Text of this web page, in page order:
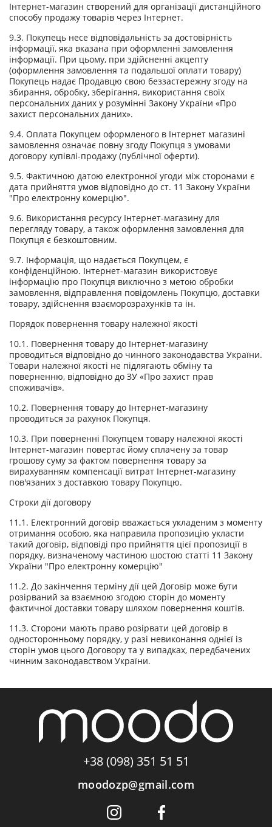
Інтернет-магазин створений для організації дистанційного
способу продажу товарів через Інтернет.
9.3. Покупець несе відповідальність за достовірність
інформації, яка вказана при оформленні замовлення
інформації. При цьому, при здійсненні акцепту
(оформлення замовлення та подальшої оплати товару)
Покупець надає Продавцю свою беззастережну згоду на
збирання, обробку, зберігання, використання своїх
персональних даних у розумінні Закону України «Про
захист персональних даних».
9.4. Оплата Покупцем оформленого в Інтернет магазині
замовлення означає повну згоду Покупця з умовами
договору купівлі-продажу (публічної оферти).
9.5. Фактичною датою електронної угоди між сторонами є
дата прийняття умов відповідно до ст. 11 Закону України
"Про електронну комерцію".
9.6. Використання ресурсу Інтернет-магазину для
перегляду товару, а також оформлення замовлення для
Покупця є безкоштовним.
9.7. Інформація, що надається Покупцем, є
конфіденційною. Інтернет-магазин використовує
інформацію про Покупця виключно з метою обробки
замовлення, відправлення повідомлень Покупцю, доставки
товару, здійснення взаєморозрахунків та ін.
Порядок повернення товару належної якості
10.1. Повернення товару до Інтернет-магазину
проводиться відповідно до чинного законодавства України.
Товари належної якості не підлягають обміну та
поверненню, відповідно до ЗУ «Про захист прав
споживачів».
10.2. Повернення товару до Інтернет-магазину
проводиться за рахунок Покупця.
10.3. При поверненні Покупцем товару належної якості
Інтернет-магазин повертає йому сплачену за товар
грошову суму за фактом повернення товару за
вирахуванням компенсації витрат Інтернет-магазину
пов'язаних з доставкою товару Покупцю.
Строки дії договору
11.1. Електронний договір вважається укладеним з моменту
отримання особою, яка направила пропозицію укласти
такий договір, відповіді про прийняття цієї пропозиції в
порядку, визначеному частиною шостою статті 11 Закону
України "Про електронну комерцію"
11.2. До закінчення терміну дії цей Договір може бути
розірваний за взаємною згодою сторін до моменту
фактичної доставки товару шляхом повернення коштів.
11.3. Сторони мають право розірвати цей договір в
односторонньому порядку, у разі невиконання однієї із
сторін умов цього Договору та у випадках, передбачених
чинним законодавством України.
+38 (098) 351 51 51
moodozp@gmail.com